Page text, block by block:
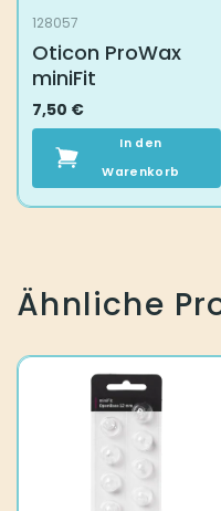
128057
Oticon ProWax
miniFit
7,50 €
In den
Warenkorb
Ähnliche